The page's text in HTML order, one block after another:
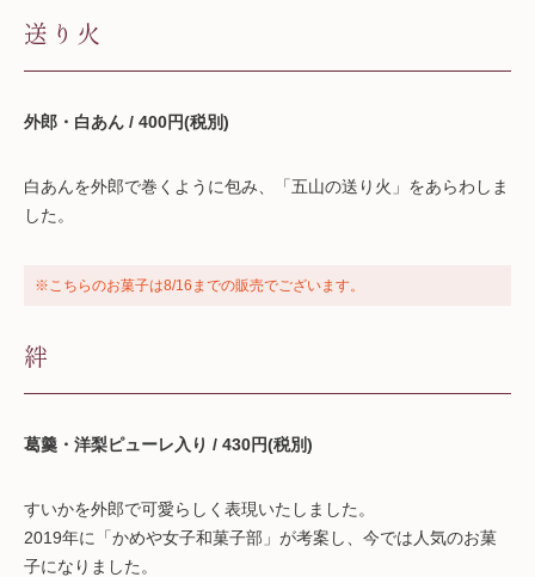
送り火
外郎・白あん / 400円(税別)
白あんを外郎で巻くように包み、「五山の送り火」をあらわしま
した。
※こちらのお菓子は8/16までの販売でございます。
絆
葛羹・洋梨ピューレ入り / 430円(税別)
すいかを外郎で可愛らしく表現いたしました。
2019年に「かめや女子和菓子部」が考案し、今では人気のお菓
子になりました。